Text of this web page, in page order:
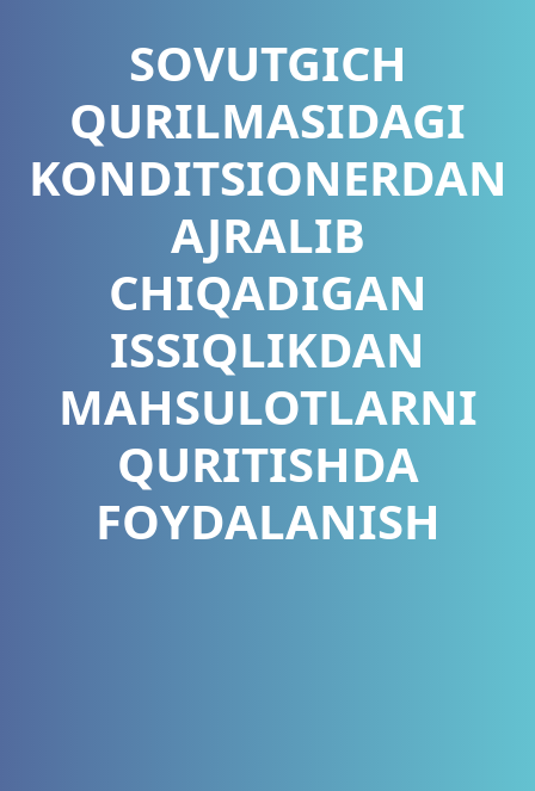
SOVUTGICH
QURILMASIDAGI
KONDITSIONERDAN
AJRALIB
CHIQADIGAN
ISSIQLIKDAN
MAHSULOTLARNI
QURITISHDA
FOYDALANISH